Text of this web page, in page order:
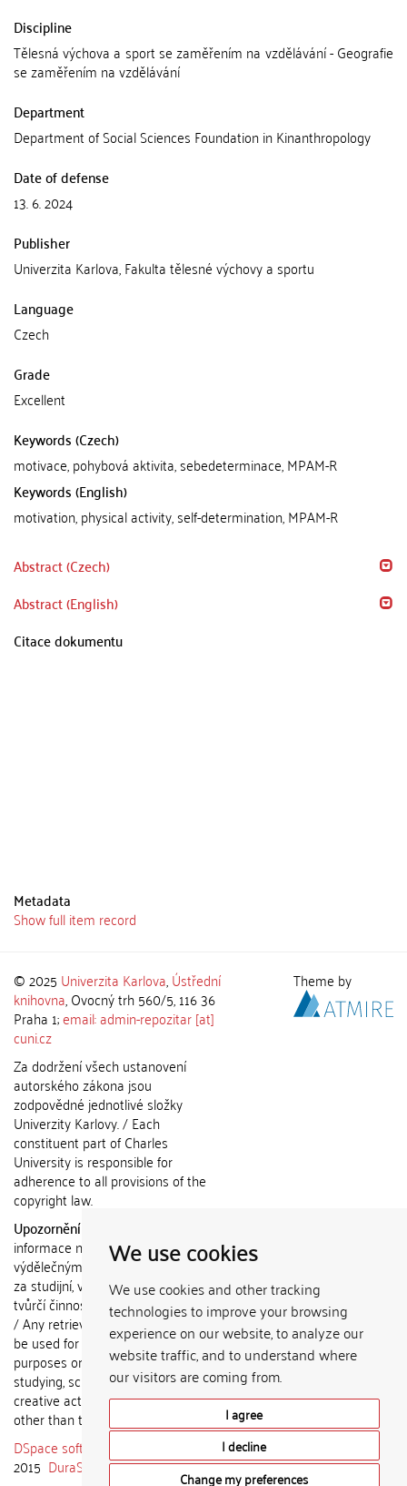
We use cookies
We use cookies and other tracking
technologies to improve your browsing
experience on our website, to analyze our
website traffic, and to understand where
our visitors are coming from.
I agree
I decline
Change my preferences
Discipline
Tělesná výchova a sport se zaměřením na vzdělávání - Geografie
se zaměřením na vzdělávání
Department
Department of Social Sciences Foundation in Kinanthropology
Date of defense
13. 6. 2024
Publisher
Univerzita Karlova, Fakulta tělesné výchovy a sportu
Language
Czech
Grade
Excellent
Keywords (Czech)
motivace, pohybová aktivita, sebedeterminace, MPAM-R
Keywords (English)
motivation, physical activity, self-determination, MPAM-R
Abstract (Czech)
Abstract (English)
Citace dokumentu
Metadata
Show full item record
© 2025 Univerzita Karlova,Ústřední
knihovna, Ovocný trh 560/5, 116 36
Praha 1;email: admin-repozitar [at]
cuni.cz
Za dodržení všech ustanovení
autorského zákona jsou
zodpovědné jednotlivé složky
Univerzity Karlovy. / Each
constituent part of Charles
University is responsible for
adherence to all provisions of the
copyright law.
Upozornění / Notice:
informace nemohou být použity k
výdělečným účelům nebo vydávány
za studijní, vědeckou nebo jinou
tvůrčí činnost jiné osoby než autora.
/ Any retrieved information shall not
be used for any commercial
purposes or claimed as results of
studying, scientific or any other
creative activities of any person
other than the author.
DSpace software
2015 DuraSpace
Theme by